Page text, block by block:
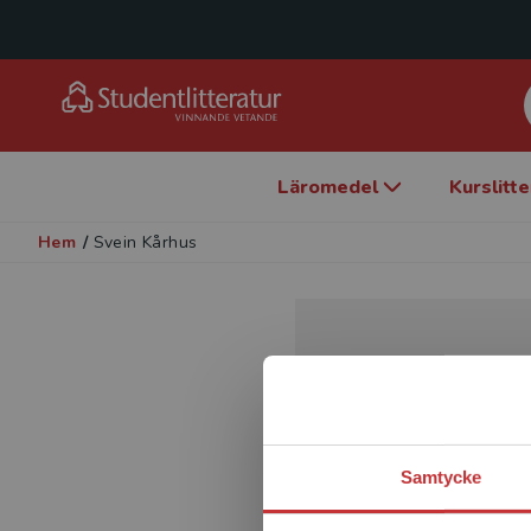
Samtycke
Läromedel
Hem / Svein Kårhus